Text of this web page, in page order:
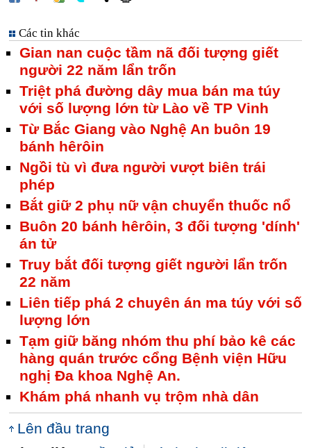
Các tin khác
Gian nan cuộc tầm nã đối tượng giết
người 22 năm lẩn trốn
Triệt phá đường dây mua bán ma túy
với số lượng lớn từ Lào về TP Vinh
Từ Bắc Giang vào Nghệ An buôn 19
bánh hêrôin
Ngồi tù vì đưa người vượt biên trái
phép
Bắt giữ 2 phụ nữ vận chuyển thuốc nổ
Buôn 20 bánh hêrôin, 3 đối tượng 'dính'
án tử
Truy bắt đối tượng giết người lẩn trốn
22 năm
Liên tiếp phá 2 chuyên án ma túy với số
lượng lớn
Tạm giữ băng nhóm thu phí bảo kê các
hàng quán trước cổng Bệnh viện Hữu
nghị Đa khoa Nghệ An.
Khám phá nhanh vụ trộm nhà dân
Lên đầu trang